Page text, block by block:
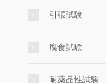
引張試験
腐食試験
耐薬品性試験